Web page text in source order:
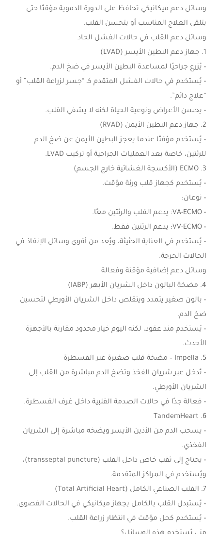
وسائل دعم ميكانيكي تحافظ على الدورة الدموية مؤقتًا حتى
يتلقى العلاج المناسب أو يتحسن القلب.
وسائل دعم القلب في حالات الفشل الحاد
1. جهاز دعم البطين الأيسر (LVAD)
• يُزرع جراحيًا لمساعدة البطين الأيسر في ضخ الدم.
• يُستخدم في حالات الفشل المتقدم كـ “جسر لزراعة القلب” أو
“علاج دائم”.
• يحسن الأعراض ونوعية الحياة لكنه لا يشفي القلب.
2. جهاز دعم البطين الأيمن (RVAD)
• يُستخدم مؤقتًا عندما يعجز البطين الأيمن عن ضخ الدم
للرئتين، خاصة بعد العمليات الجراحية أو تركيب LVAD.
3. ECMO (الأكسجة الغشائية خارج الجسم)
• يُستخدم كجهاز قلب ورئة مؤقت.
• نوعان:
• VA-ECMO: يدعم القلب والرئتين معًا.
• VV-ECMO: يدعم الرئتين فقط.
• يُستخدم في العناية الحثيثة، ويُعد من أقوى وسائل الإنقاذ في
الحالات الحرجة.
وسائل دعم إضافية مؤقتة وفعالة
4. مضخة البالون داخل الشريان الأبهر (IABP)
• بالون صغير يتمدد ويتقلص داخل الشريان الأورطي لتحسين
ضخ الدم.
• يُستخدم منذ عقود، لكنه اليوم خيار محدود مقارنة بالأجهزة
الأحدث.
5. Impella – مضخة قلب صغيرة عبر القسطرة
• تُدخل عبر شريان الفخذ وتضخ الدم مباشرة من القلب إلى
الشريان الأورطي.
• فعالة جدًا في حالات الصدمة القلبية داخل غرف القسطرة.
6. TandemHeart
• يسحب الدم من الأذين الأيسر ويضخه مباشرة إلى الشريان
الفخذي.
• يحتاج إلى ثقب خاص داخل القلب (transseptal puncture)،
ويُستخدم في المراكز المتقدمة.
7. القلب الصناعي الكامل (Total Artificial Heart)
• يُستبدل القلب بالكامل بجهاز ميكانيكي في الحالات القصوى.
• يُستخدم كحل مؤقت في انتظار زراعة القلب.